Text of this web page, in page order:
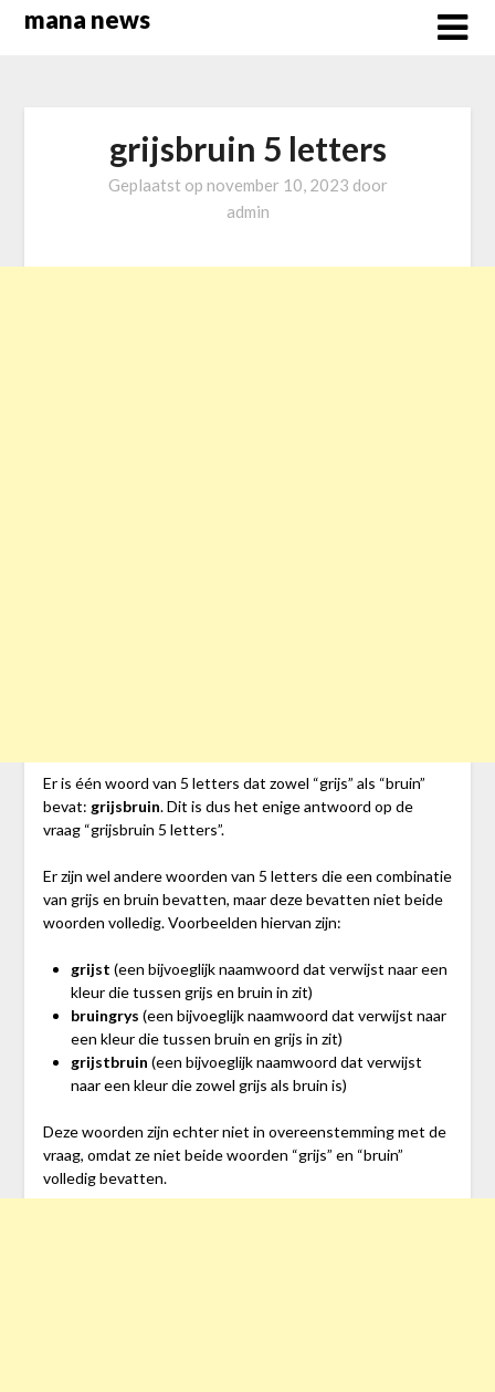
Overslaan
mana news
grijsbruin 5 letters
Geplaatst op november 10, 2023 door
admin
Er is één woord van 5 letters dat zowel “grijs” als “bruin”
bevat: grijsbruin. Dit is dus het enige antwoord op de
vraag “grijsbruin 5 letters”.
Er zijn wel andere woorden van 5 letters die een combinatie
van grijs en bruin bevatten, maar deze bevatten niet beide
woorden volledig. Voorbeelden hiervan zijn:
grijst (een bijvoeglijk naamwoord dat verwijst naar een
kleur die tussen grijs en bruin in zit)
bruingrys (een bijvoeglijk naamwoord dat verwijst naar
een kleur die tussen bruin en grijs in zit)
grijstbruin (een bijvoeglijk naamwoord dat verwijst
naar een kleur die zowel grijs als bruin is)
Deze woorden zijn echter niet in overeenstemming met de
vraag, omdat ze niet beide woorden “grijs” en “bruin”
volledig bevatten.